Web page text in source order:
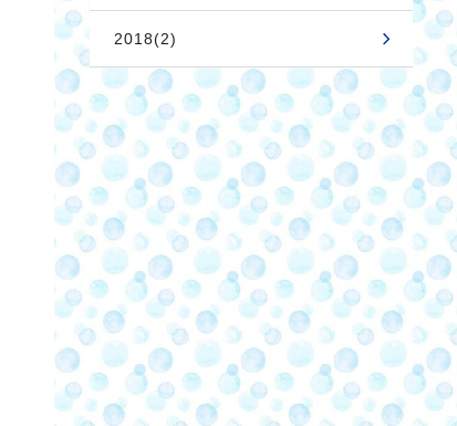
2018(2)